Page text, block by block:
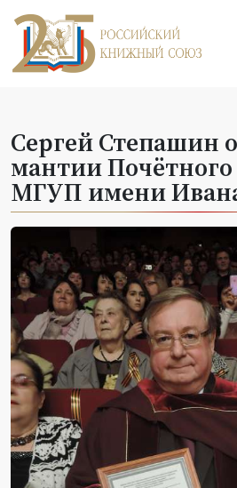
Сергей Степашин
мантии
МГУП имени